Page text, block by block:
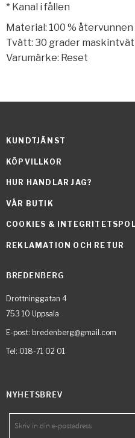
* Kanal i fållen
Material: 100 %
Tvätt: 30 grader
Varumärke: Reset
KUNDTJÄNST
KÖPVILLKOR
HUR HANDLAR JAG?
VÅR BUTIK
COOKIES &
REKLAMATION OCH RETUR
BREDENBERG
Drottninggatan 4
753 10 Uppsala
E-post: bredenberg@gmail.com
Tel: 018-71 02 01
NYHETSBREV